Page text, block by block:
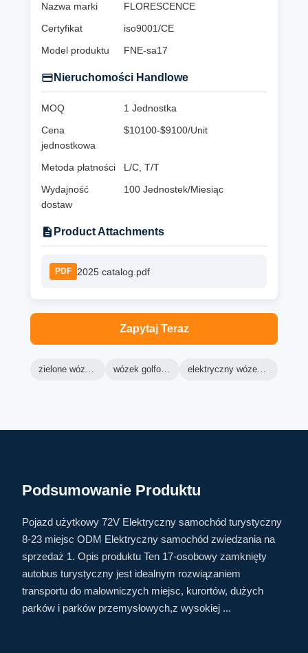
Nazwa marki
FLORESCENCE
Certyfikat
iso9001/CE
Model produktu
FNE-sa17
Nieruchomości Handlowe
MOQ
1 Jednostka
Cena
jednostkowa
$10100-$9100/Unit
Metoda płatności
L/C, T/T
Wydajność
dostaw
100 Jednostek/Miesiąc
Product Attachments
PDF 2025 catalog.pdf
Zapytaj Teraz
zielone wózki golfowe wózek golfowy ranger elektryczny wózek golfowy lsv
Podsumowanie Produktu
Pojazd użytkowy 72V Elektryczny samochód turystyczny
8-23 miejsc ODM Elektryczny samochód zwiedzania na
sprzedaż 1. Opis produktu Ten 17-osobowy zamknięty
autobus turystyczny jest idealnym rozwiązaniem
transportu do malowniczych miejsc, kurortów, dużych
parków i parków przemysłowych,z wysokiej ...